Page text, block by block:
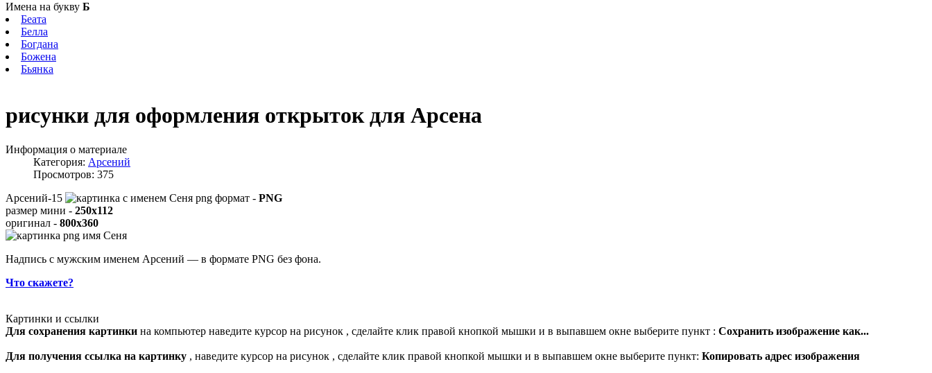
Имена на букву Б
Беата
Белла
Богдана
Божена
Бьянка
рисунки для оформления открыток для Арсена
Информация о материале
Категория: Арсений
Просмотров: 375
Арсений-15
формат - PNG
размер мини - 250x112
оригинал - 800x360
Надпись с мужским именем Арсений — в формате PNG без фона.
Что скажете?
Картинки и ссылки
Для сохранения картинки на компьютер наведите курсор на рисунок , сделайте клик правой кнопкой мышки и в выпавшем окне выберите пункт : Сохранить изображение как...
Для получения ссылка на картинку , наведите курсор на рисунок , сделайте клик правой кнопкой мышки и в выпавшем окне выберите пункт: Копировать адрес изображения